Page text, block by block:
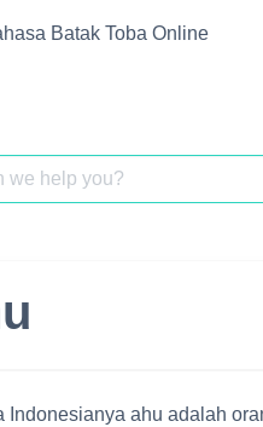
Batak Toba Online
Indonesianya ahu adalah